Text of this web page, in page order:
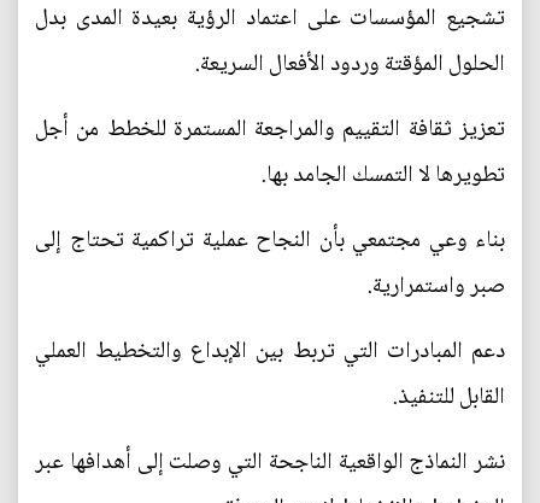
تشجيع المؤسسات على اعتماد الرؤية بعيدة المدى بدل
الحلول المؤقتة وردود الأفعال السريعة.
تعزيز ثقافة التقييم والمراجعة المستمرة للخطط من أجل
تطويرها لا التمسك الجامد بها.
بناء وعي مجتمعي بأن النجاح عملية تراكمية تحتاج إلى
صبر واستمرارية.
دعم المبادرات التي تربط بين الإبداع والتخطيط العملي
القابل للتنفيذ.
نشر النماذج الواقعية الناجحة التي وصلت إلى أهدافها عبر